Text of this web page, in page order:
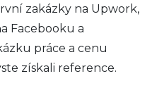
zakázky na Upwork,
Facebooku a
práce a cenu
získali reference.